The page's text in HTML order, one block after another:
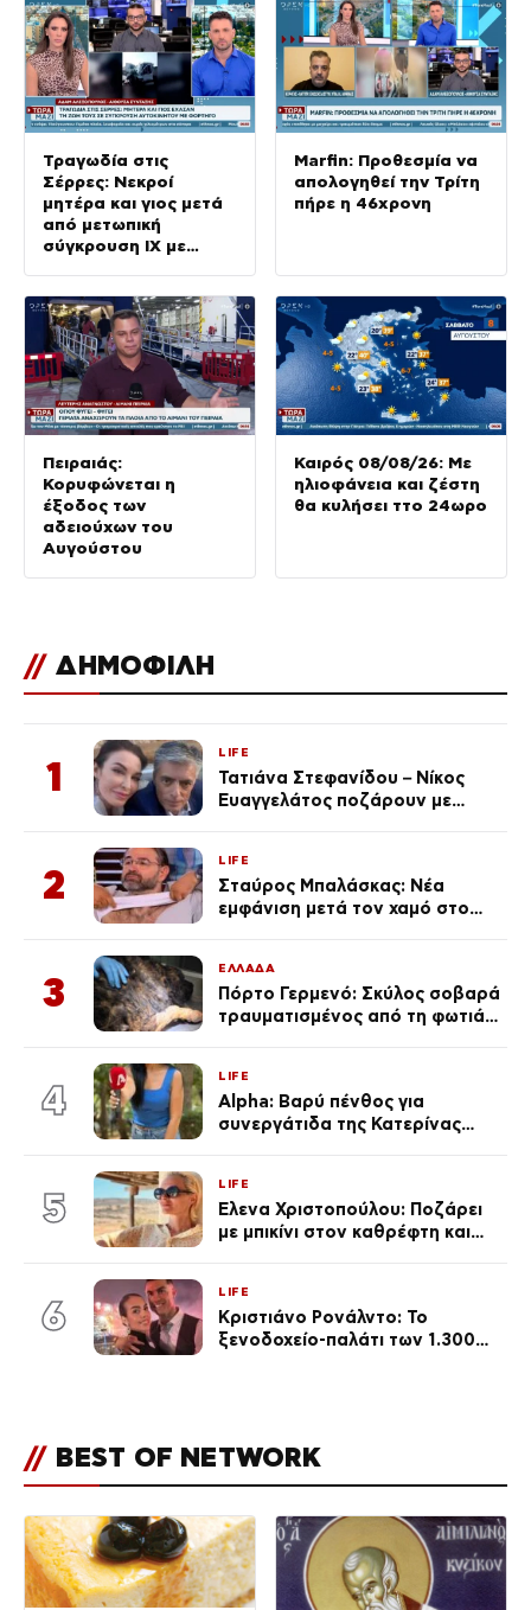
Τραγωδία στις
Σέρρες: Νεκροί
μητέρα και γιος μετά
από μετωπική
σύγκρουση ΙΧ με
Marfin: Προθεσμία να
απολογηθεί την Τρίτη
πήρε η 46χρονη
Πειραιάς:
Κορυφώνεται η
έξοδος των
αδειούχων του
Αυγούστου
Καιρός 08/08/26: Με
ηλιοφάνεια και ζέστη
θα κυλήσει ττο 24ωρο
// ΔΗΜΟΦΙΛΗ
1
LIFE
Τατιάνα Στεφανίδου – Νίκος
Ευαγγελάτος ποζάρουν με
2
LIFE
Σταύρος Μπαλάσκας: Νέα
εμφάνιση μετά τον χαμό στο
3
ΕΛΛΑΔΑ
Πόρτο Γερμενό: Σκύλος σοβαρά
τραυματισμένος από τη φωτιά
4
LIFE
Alpha: Βαρύ πένθος για
συνεργάτιδα της Κατερίνας
του Θεού»
5
LIFE
Έλενα Χριστοπούλου: Ποζάρει
με μπικίνι στον καθρέφτη και
καθεμία…» (Βίντεο)
6
LIFE
Κριστιάνο Ρονάλντο: Το
ξενοδοχείο-παλάτι των 1.300
// BEST OF NETWORK